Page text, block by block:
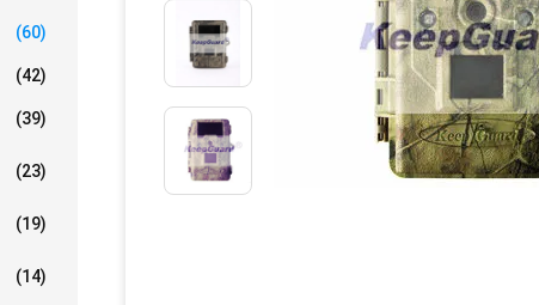
(60)
(42)
(39)
(23)
(19)
(14)